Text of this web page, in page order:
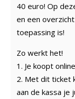
40 euro! Op
en een
toepassing is!
Zo werkt het!
1. Je koopt
2. Met dit ticket
aan de kassa je